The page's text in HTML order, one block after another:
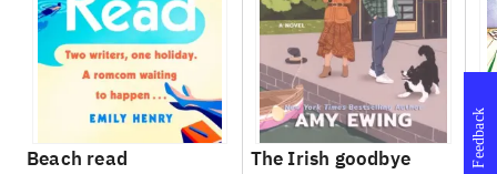
Beach read The Irish goodbye Feedback